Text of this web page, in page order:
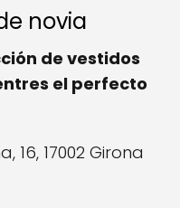
novia
de vestidos
el perfecto
16, 17002 Girona